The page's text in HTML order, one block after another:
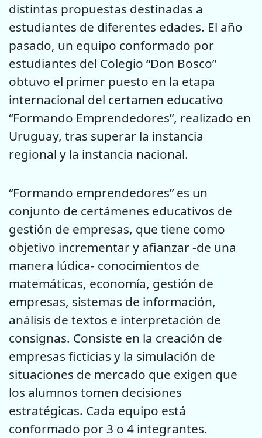
distintas propuestas destinadas a
estudiantes de diferentes edades. El año
pasado, un equipo conformado por
estudiantes del Colegio “Don Bosco”
obtuvo el primer puesto en la etapa
internacional del certamen educativo
“Formando Emprendedores”, realizado en
Uruguay, tras superar la instancia
regional y la instancia nacional.
“Formando emprendedores” es un
conjunto de certámenes educativos de
gestión de empresas, que tiene como
objetivo incrementar y afianzar -de una
manera lúdica- conocimientos de
matemáticas, economía, gestión de
empresas, sistemas de información,
análisis de textos e interpretación de
consignas. Consiste en la creación de
empresas ficticias y la simulación de
situaciones de mercado que exigen que
los alumnos tomen decisiones
estratégicas. Cada equipo está
conformado por 3 o 4 integrantes.